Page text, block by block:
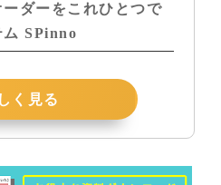
ダーをこれひとつで
ム SPinno
く見る